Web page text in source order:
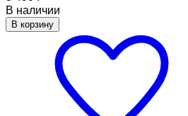
В наличии
В корзину